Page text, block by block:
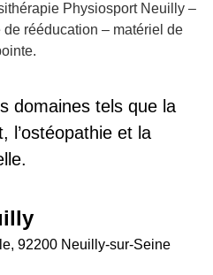
Physiosport Neuilly –
rééducation – matériel de
domaines tels que la
l’ostéopathie et la
92200 Neuilly-sur-Seine